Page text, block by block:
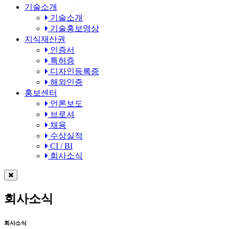
기술소개
기술소개
기술홍보영상
지식재산권
인증서
특허증
디자인등록증
해외인증
홍보센터
언론보도
브로셔
채용
수상실적
CI / BI
회사소식
회사소식
회사소식